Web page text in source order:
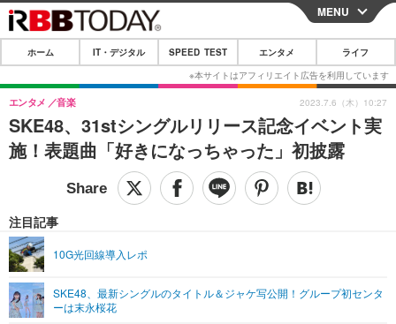
CLOSE
ホーム
IT・デジタル
IT・デジタルTOP スマートフォン
ショッピング その他
SPEED TEST
エンタメTOP 映画・ドラマ
グラビア
ライフTOP
その他
リリース一覧
プッシュ通知の停止方法
MENU
ホーム IT・デジタル SPEED TEST エンタメ ライフ
SKE48、31stシングルリリース記念イベント実
施！表題曲「好きになっちゃった」初披露
エンタメ 音楽
注目記事
10G光回線導入レポ
SKE48、最新シングルのタイトル＆ジャケ写公開！グループ初センタ
ーは末永桜花
2023.7.6（木）10:27